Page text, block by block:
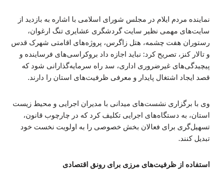
نماینده مردم ایلام در مجلس شورای اسلامی با اشاره به بازدید از
سایت‌های مهمی نظیر سایت گردشگری عشایری تنگ ارغوان،
رستوران هفت چشمه، هتل زاگرس، پروژه‌های اقامتی شهرک قدس
و تالار کنز، تصریح کرد: نباید اجازه داد بروکراسی‌های فرساینده و
پیچیدگی‌های غیرضروری اداری، سد راه سرمایه‌گذارانی شود که
قصد ایجاد اشتغال پایدار و معرفی ظرفیت‌های استان را دارند.
وی با برگزاری نشست‌های میدانی با مدیران اجرایی و محیط زیست
استان، به دستگاه‌های اجرایی تکلیف کرد که در چارچوب قانون،
تسهیل‌گری برای فعالان بخش خصوصی را به اولویت نخست خود
تبدیل کنند.
استفاده از ظرفیت‌های مرزی برای رونق اقتصادی